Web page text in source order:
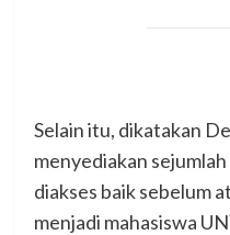
Selain itu, dikatakan
menyediakan
diakses baik sebelum
menjadi mahasiswa